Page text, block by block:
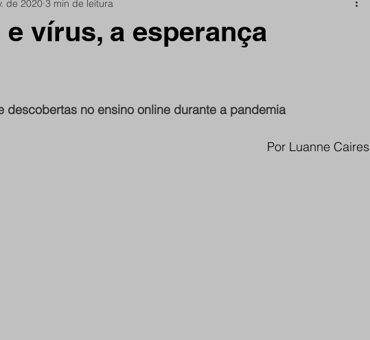
Debate Comunidade
vírus, a esperança
de 2020 3 min de leitura
descobertas no ensino online durante a pandemia
Por Luanne Caires